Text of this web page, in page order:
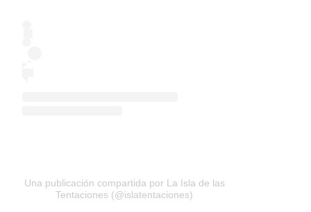
Una publicación compartida por La Isla de las
Tentaciones (@islatentaciones)